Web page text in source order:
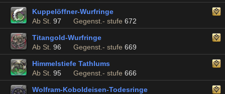
Kuppelöffner-Wurfringe
Ab St. 97 Gegenst.- stufe 672
Titangold-Wurfringe
Ab St. 96 Gegenst.- stufe 669
Himmelstiefe Tathlums
Ab St. 95 Gegenst.- stufe 666
Wolfram-Koboldeisen-Todesringe